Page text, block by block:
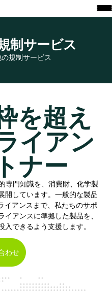
制サービス
規制サービス
を超え
イアン
ナー
専門知識を、消費財、化学製
開しています。一般的な製品
イアンスまで、私たちのサポ
アンスに準拠した製品を、
できるよう支援します。
わせ